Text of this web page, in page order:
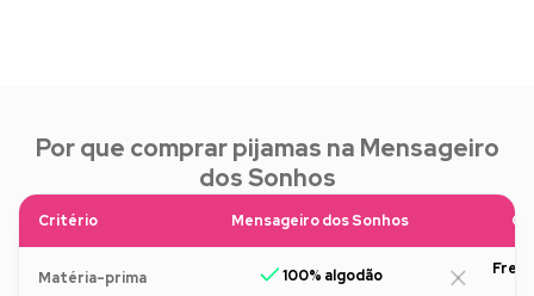
Por que comprar pijamas na Mensageiro
dos Sonhos
Critério Mensageiro dos Sonhos
Matéria-prima 100% algodão